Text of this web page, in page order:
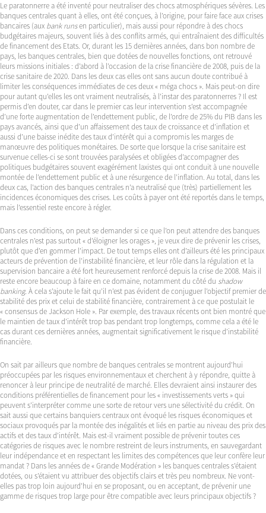
Le paratonnerre a été inventé pour neutraliser des chocs atmosphériques sévères. Les
banques centrales quant à elles, ont été conçues, à l’origine, pour faire face aux crises
bancaires (aux bank runsen particulier), mais aussi pour répondre à des chocs
budgétaires majeurs, souvent liés à des conflits armés, qui entraînaient des difficultés
de financement des Etats. Or, durant les 15 dernières années, dans bon nombre de
pays, les banques centrales, bien que dotées de nouvelles fonctions, ont retrouvé
leurs missions initiales : d’abord à l’occasion de la crise financière de 2008, puis de la
crise sanitaire de 2020. Dans les deux cas elles ont sans aucun doute contribué à
limiter les conséquences immédiates de ces deux « méga chocs ». Mais peut-on dire
pour autant qu’elles les ont vraiment neutralisés, à l’instar des paratonnerres ? Il est
permis d’en douter, car dans le premier cas leur intervention s’est accompagnée
d’une forte augmentation de l’endettement public, de l’ordre de 25% du PIB dans les
pays avancés, ainsi que d’un affaissement des taux de croissance et d’inflation et
aussi d’une baisse inédite des taux d’intérêt qui a compromis les marges de
manœuvre des politiques monétaires. De sorte que lorsque la crise sanitaire est
survenue celles-ci se sont trouvées paralysées et obligées d’accompagner des
politiques budgétaires souvent exagérément laxistes qui ont conduit à une nouvelle
montée de l’endettement public et à une résurgence de l’inflation. Au total, dans les
deux cas, l’action des banques centrales n’a neutralisé que (très) partiellement les
incidences économiques des crises. Les coûts à payer ont été reportés dans le temps,
mais l’essentiel reste encore à régler.
Dans ces conditions, on peut se demander si ce que l’on peut attendre des banques
centrales n’est pas surtout « d’éloigner les orages », je veux dire de prévenir les crises,
plutôt que d’en gommer l’impact. De tout temps elles ont d’ailleurs été les principaux
acteurs de prévention de l’instabilité financière, et leur rôle dans la régulation et la
supervision bancaire a été fort heureusement renforcé depuis la crise de 2008. Mais il
reste encore beaucoup à faire en ce domaine, notamment du côté du shadow
banking. À cela s’ajoute le fait qu’il n’est pas évident de conjuguer l’objectif premier de
stabilité des prix et celui de stabilité financière, contrairement à ce que postulait le
« consensus de Jackson Hole ». Par exemple, des travaux récents ont bien montré que
le maintien de taux d’intérêt trop bas pendant trop longtemps, comme cela a été le
cas durant ces dernières années, augmentait significativement le risque d’instabilité
financière.
On sait par ailleurs que nombre de banques centrales se montrent aujourd’hui
préoccupées par les risques environnementaux et cherchent à y répondre, quitte à
renoncer à leur principe de neutralité de marché. Elles devraient ainsi instaurer des
conditions préférentielles de financement pour les « investissements verts » qui
peuvent s’interpréter comme une sorte de retour vers une sélectivité du crédit. On
sait aussi que certains banquiers centraux ont évoqué les risques économiques et
sociaux provoqués par la montée des inégalités et liés en partie au niveau des prix des
actifs et des taux d’intérêt. Mais est-il vraiment possible de prévenir toutes ces
catégories de risques avec le nombre restreint de leurs instruments, en sauvegardant
leur indépendance et en respectant les limites des compétences que leur confère leur
mandat ? Dans les années de « Grande Modération » les banques centrales s’étaient
dotées, ou s’étaient vu attribuer des objectifs clairs et très peu nombreux. Ne vont-
elles pas trop loin aujourd’hui en se proposant, ou en acceptant, de prévenir une
gamme de risques trop large pour être compatible avec leurs principaux objectifs ?